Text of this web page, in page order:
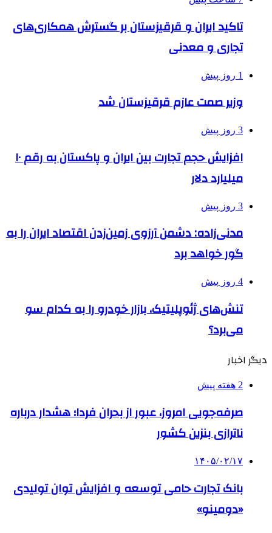
تاکید ایران و قرقیزستان بر گسترش همکاری‌های
تجاری و معدنی
1 روز پیش
وزیر صمت عازم قرقیزستان شد
3 روز پیش
افزایش حجم تجارت بین ایران و پاکستان به رقم ۱۰
میلیارد دلار
3 روز پیش
مدنی‌زاده: دشمن آرزوی زمین‌زدن اقتصاد ایران را به
گور خواهد برد
4 روز پیش
تنش‌های ژئوپلیتیک، بازار خودرو را به کدام سو
می‌برد؟
دیگر اخبار
2 هفته پیش
صرفه‌جویی امروز، عبور از بحران فردا؛ هشدار درباره
ناترازی بنزین کشور
۱۴۰۵/۰۲/۱۷
بانک تجارت حامی توسعه و افزایش توان تولیدی
«دومینو»